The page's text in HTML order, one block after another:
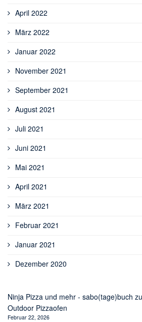
April 2022
März 2022
Januar 2022
November 2021
September 2021
August 2021
Juli 2021
Juni 2021
Mai 2021
April 2021
März 2021
Februar 2021
Januar 2021
Dezember 2020
Ninja Pizza und mehr - sabo(tage)buch zu
Outdoor Pizzaofen
Februar 22, 2026